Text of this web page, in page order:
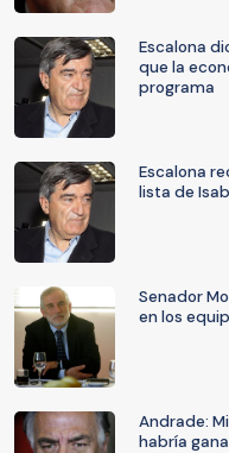
Escalona
que la
programa
Escalona
lista de
Senador
en los
Andrade:
habría